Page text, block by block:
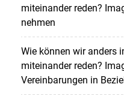
miteinander reden?
nehmen
Wie können wir anders
miteinander reden?
Vereinbarungen in